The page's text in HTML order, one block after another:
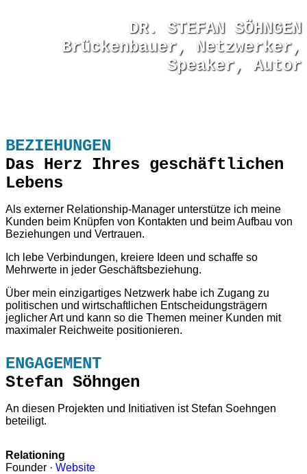
DR. STEFAN SÖHNGEN
Brückenbauer, Netzwerker,
Speaker, Autor
BEZIEHUNGEN
Das Herz Ihres geschäftlichen
Lebens
Als externer Relationship-Manager unterstütze ich meine
Kunden beim Knüpfen von Kontakten und beim Aufbau von
Beziehungen und Vertrauen.
Ich lebe Verbindungen, kreiere Ideen und schaffe so
Mehrwerte in jeder Geschäftsbeziehung.
Über mein einzigartiges Netzwerk habe ich Zugang zu
politischen und wirtschaftlichen Entscheidungsträgern
jeglicher Art und kann so die Themen meiner Kunden mit
maximaler Reichweite positionieren.
ENGAGEMENT
Stefan Söhngen
An diesen Projekten und Initiativen ist Stefan Soehngen
beteiligt.
Relationing
Founder · Website